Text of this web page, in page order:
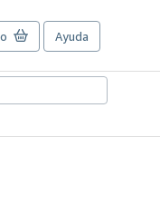
Ayuda